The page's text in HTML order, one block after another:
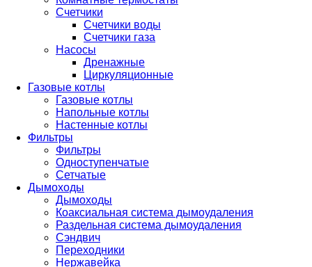
Счетчики
Счетчики воды
Счетчики газа
Насосы
Дренажные
Циркуляционные
Газовые котлы
Газовые котлы
Напольные котлы
Настенные котлы
Фильтры
Фильтры
Одноступенчатые
Сетчатые
Дымоходы
Дымоходы
Коаксиальная система дымоудаления
Раздельная система дымоудаления
Сэндвич
Переходники
Нержавейка